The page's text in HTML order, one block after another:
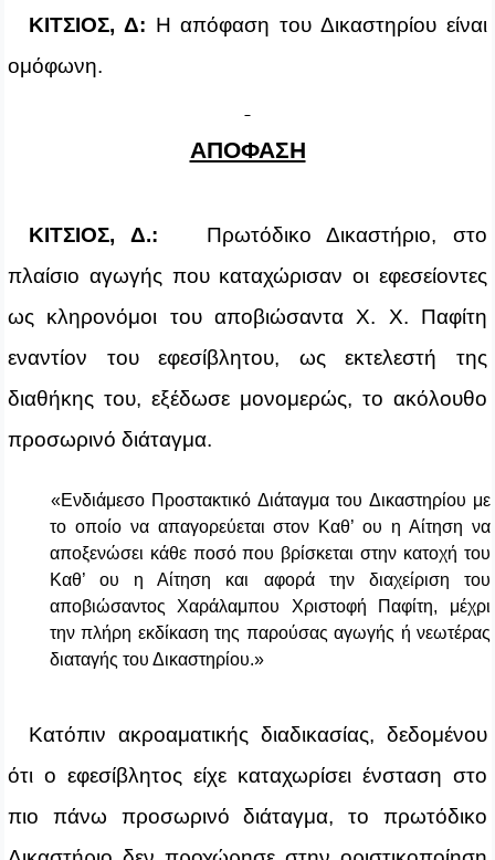
ΚΙΤΣΙΟΣ, Δ: Η απόφαση του Δικαστηρίου είναι
ομόφωνη.
ΑΠΟΦΑΣΗ
ΚΙΤΣΙΟΣ, Δ.:
Πρωτόδικο Δικαστήριο, στο
πλαίσιο αγωγής που καταχώρισαν οι εφεσείοντες
ως κληρονόμοι του αποβιώσαντα Χ. Χ. Παφίτη
εναντίον του εφεσίβλητου, ως εκτελεστή της
διαθήκης του, εξέδωσε μονομερώς, το ακόλουθο
προσωρινό διάταγμα.
«Ενδιάμεσο Προστακτικό Διάταγμα του Δικαστηρίου με
το οποίο να απαγορεύεται στον Καθ’ ου η Αίτηση να
αποξενώσει κάθε ποσό που βρίσκεται στην κατοχή του
Καθ’ ου η Αίτηση και αφορά την διαχείριση του
αποβιώσαντος Χαράλαμπου Χριστοφή Παφίτη, μέχρι
την πλήρη εκδίκαση της παρούσας αγωγής ή νεωτέρας
διαταγής του Δικαστηρίου.»
Κατόπιν ακροαματικής διαδικασίας, δεδομένου
ότι ο εφεσίβλητος είχε καταχωρίσει ένσταση στο
πιο πάνω προσωρινό διάταγμα, το πρωτόδικο